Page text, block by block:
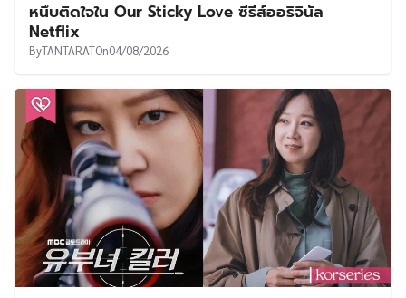
หนึบติดใจใน Our Sticky Love ซีรีส์ออริจินัล
Netflix
ByTANTARATOn04/08/2026